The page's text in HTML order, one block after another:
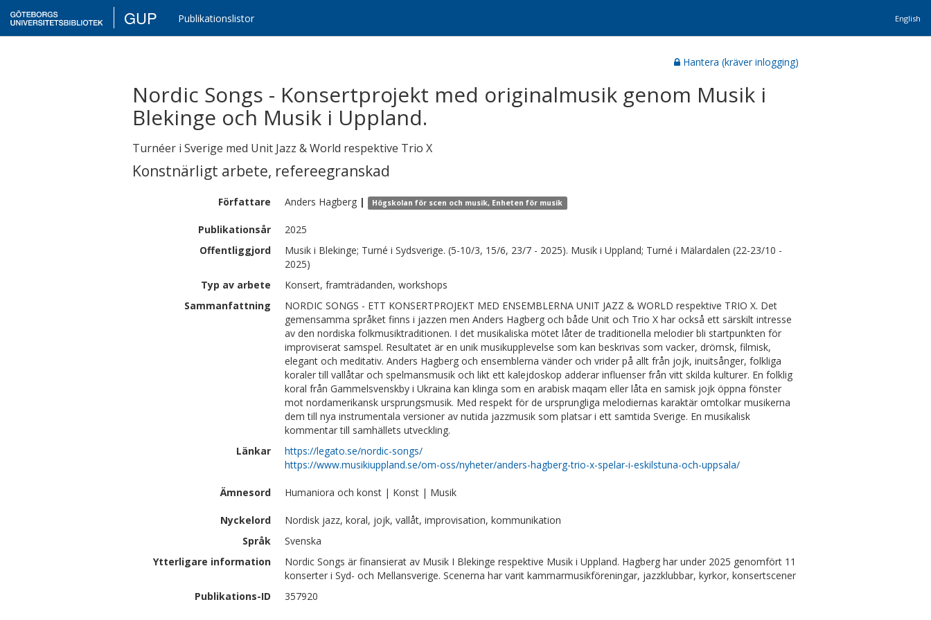
GUP Publikationslistor English
Hantera (kräver inlogging)
Nordic Songs - Konsertprojekt med originalmusik genom Musik i
Blekinge och Musik i Uppland.
Turnéer i Sverige med Unit Jazz & World respektive Trio X
Konstnärligt arbete, refereegranskad
Författare Anders Hagberg | Högskolan för scen och musik, Enheten för musik
Publikationsår
2025
Offentliggjord
Musik i Blekinge; Turné i Sydsverige. (5-10/3, 15/6, 23/7 - 2025). Musik i Uppland; Turné i Mälardalen (22-23/10 -
2025)
Typ av arbete
Konsert, framträdanden, workshops
Sammanfattning
NORDIC SONGS - ETT KONSERTPROJEKT MED ENSEMBLERNA UNIT JAZZ & WORLD respektive TRIO X. Det
gemensamma språket finns i jazzen men Anders Hagberg och både Unit och Trio X har också ett särskilt intresse
av den nordiska folkmusiktraditionen. I det musikaliska mötet låter de traditionella melodier bli startpunkten för
improviserat samspel. Resultatet är en unik musikupplevelse som kan beskrivas som vacker, drömsk, filmisk,
elegant och meditativ. Anders Hagberg och ensemblerna vänder och vrider på allt från jojk, inuitsånger, folkliga
koraler till vallåtar och spelmansmusik och likt ett kalejdoskop adderar influenser från vitt skilda kulturer. En folklig
koral från Gammelsvenskby i Ukraina kan klinga som en arabisk maqam eller låta en samisk jojk öppna fönster
mot nordamerikansk ursprungsmusik. Med respekt för de ursprungliga melodiernas karaktär omtolkar musikerna
dem till nya instrumentala versioner av nutida jazzmusik som platsar i ett samtida Sverige. En musikalisk
kommentar till samhällets utveckling.
Länkar
https://legato.se/nordic-songs/
https://www.musikiuppland.se/om-oss/nyheter/anders-hagberg-trio-x-spelar-i-eskilstuna-och-uppsala/
Ämnesord Humaniora och konst | Konst | Musik
Nyckelord
Nordisk jazz, koral, jojk, vallåt, improvisation, kommunikation
Språk
Svenska
Ytterligare information
Nordic Songs är finansierat av Musik I Blekinge respektive Musik i Uppland. Hagberg har under 2025 genomfört 11
konserter i Syd- och Mellansverige. Scenerna har varit kammarmusikföreningar, jazzklubbar, kyrkor, konsertscener
Publikations-ID
357920